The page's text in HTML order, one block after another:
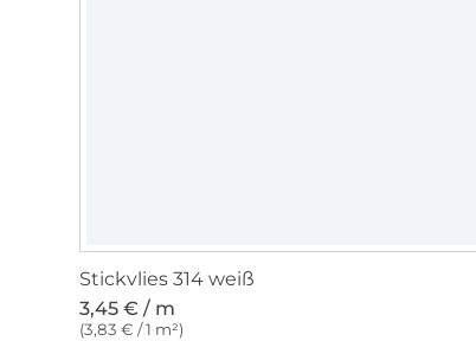
Stickvlies 314 weiß
3,45 € / m
(3,83 € / 1 m²)